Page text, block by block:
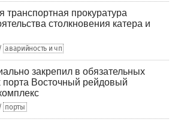
транспортная прокуратура
столкновения катера и
/ аварийность и чп
закрепил в обязательных
порта Восточный рейдовый
/ порты